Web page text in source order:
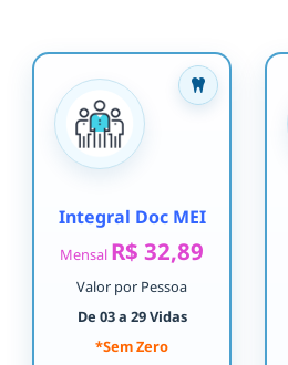
Integral Doc MEI
Mensal R$ 32,89
Valor por Pessoa
De 03 a 29 Vidas
*Sem Zero